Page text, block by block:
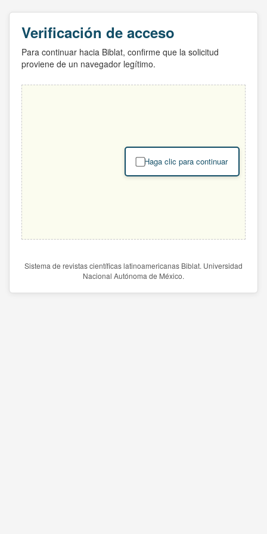
Verificación de acceso
Para continuar hacia Biblat, confirme que la solicitud
proviene de un navegador legítimo.
Haga clic para continuar
Sistema de revistas científicas latinoamericanas Biblat. Universidad
Nacional Autónoma de México.